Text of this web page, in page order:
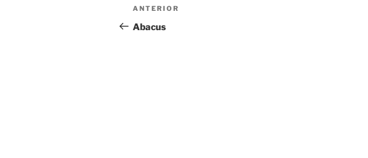
d'entrades
Entrada
anterior
ANTERIOR
Abacus